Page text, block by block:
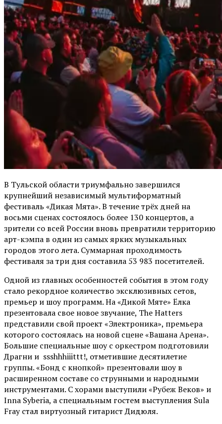
В Тульской области триумфально завершился
крупнейший независимый мультиформатный
фестиваль «Дикая Мята». В течение трёх дней на
восьми сценах состоялось более 130 концертов, а
зрители со всей России вновь превратили территорию
арт-кэмпа в один из самых ярких музыкальных
городов этого лета. Суммарная проходимость
фестиваля за три дня составила 53 983 посетителей.
Одной из главных особенностей события в этом году
стало рекордное количество эксклюзивных сетов,
премьер и шоу программ. На «Дикой Мяте» Ёлка
презентовала свое новое звучание, The Hatters
представили свой проект «Электроника», премьера
которого состоялась на новой сцене «Вашана Арена».
Большие специальные шоу с оркестром подготовили
Драгни и ssshhhiiittt!, отметившие десятилетие
группы. «Бонд с кнопкой» презентовали шоу в
расширенном составе со струнными и народными
инструментами. С хорами выступили «Рубеж Веков» и
Inna Syberia, а специальным гостем выступления Sula
Fray стал виртуозный гитарист Дидюля.